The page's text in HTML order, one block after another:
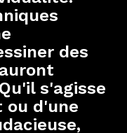
des
s'agisse
ou d'une